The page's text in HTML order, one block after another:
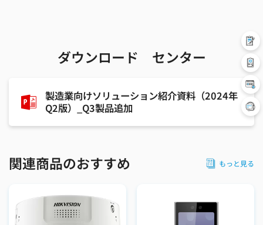
ダウンロード センター
製造業向けソリューション紹介資料（2024年
Q2版）_Q3製品追加
関連商品のおすすめ もっと見る